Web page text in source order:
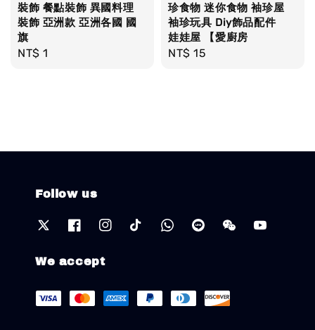
裝飾 餐點裝飾 異國料理
裝飾 亞洲款 亞洲各國 國
旗
Regular
NT$ 1
珍食物 迷你食物 袖珍屋
袖珍玩具 Diy飾品配件
娃娃屋 【愛廚房
Regular
NT$ 15
Follow us
We accept